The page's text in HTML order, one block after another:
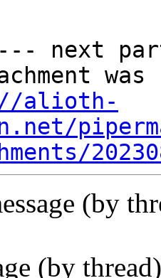
next
alioth-
(by
(by